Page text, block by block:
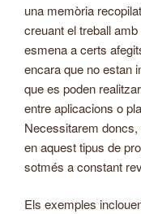
una memòria
creuant el treball
esmena a certs
encara que no estan
que es poden
entre aplicacions o
Necessitarem
en aquest tipus de
sotmés a constant
Els exemples